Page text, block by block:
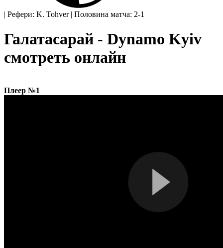
| Рефери: K. Tohver | Половина матча: 2-1
Галатасарай - Dynamo Kyiv
смотреть онлайн
Плеер №1